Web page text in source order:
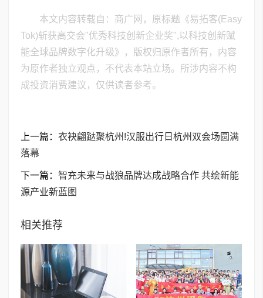
本文内容转载自：商广网，原标题《易拓客(Easy
Tok)斩获高交会"优秀科技创新企业奖",以科技创新赋
能全球品牌数字化升级》，版权归原作者所有，内容
为原作者独立观点，不代表本站立场。所涉内容不构
成投资消费建议，仅供读者参考。
上一篇： 衣袂翩跶聚杭州!汉服出行日杭州双会场圆满
落幕
下一篇： 智充未来与战狼品牌达成战略合作 共绘新能
源产业新蓝图
相关推荐